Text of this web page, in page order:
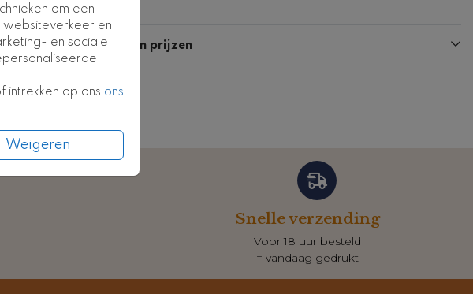
om een
en
en sociale
intrekken op ons ons
Weigeren
Formaten en prijzen
Snelle verzending
Voor 18 uur besteld
= vandaag gedrukt